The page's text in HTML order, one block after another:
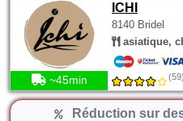
ICHI
8140 Bridel
asiatique,
~45min (59)
Réduction sur